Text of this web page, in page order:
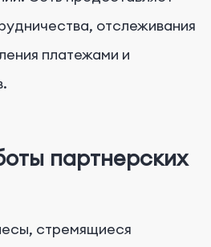
отслеживания
платежами и
партнерских
стремящиеся